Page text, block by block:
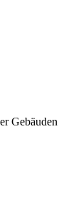
Gebäuden